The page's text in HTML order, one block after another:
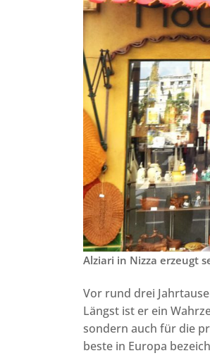
Alziari in Nizza erzeugt
Vor rund drei
Längst ist er ein
sondern auch für die
beste in Europa